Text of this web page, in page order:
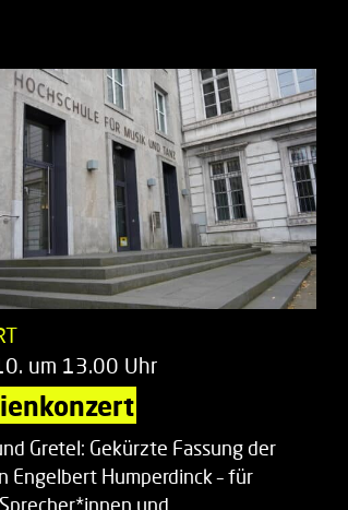
um 13.00 Uhr
Gretel: Gekürzte Fassung der
Engelbert Humperdinck – für